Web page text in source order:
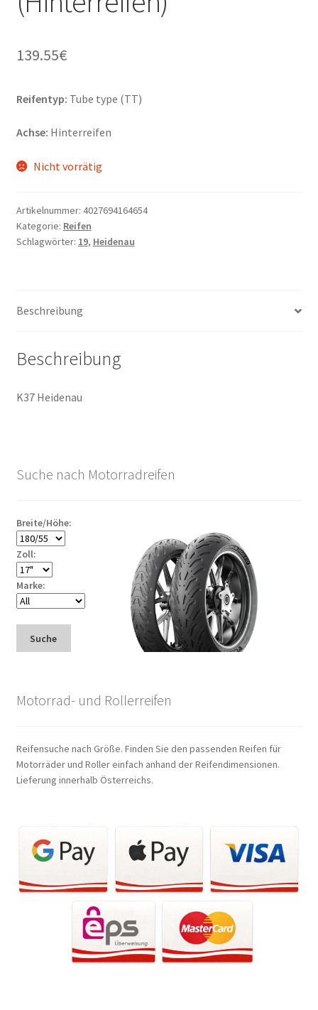
139.55€
Reifentyp: Tube type (TT)
Achse: Hinterreifen
Nicht vorrätig
Artikelnummer: 4027694164654
Kategorie: Reifen
Schlagwörter: 19, Heidenau
Beschreibung
Beschreibung
K37 Heidenau
Suche nach Motorradreifen
Breite/Höhe:
Zoll:
Marke:
Suche
Motorrad- und Rollerreifen
Reifensuche nach Größe. Finden Sie den passenden Reifen für
Motorräder und Roller einfach anhand der Reifendimensionen.
Lieferung innerhalb Österreichs.